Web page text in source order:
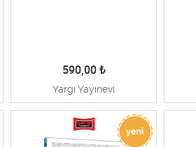
590,00₺
Yargı Yayınevi